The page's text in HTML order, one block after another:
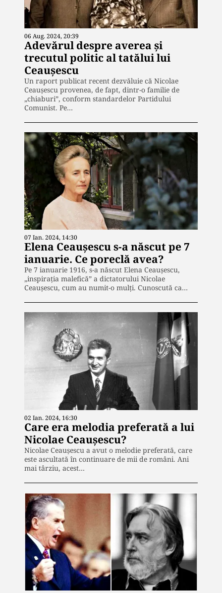
06 Aug. 2024, 20:39
Adevărul despre averea și
trecutul politic al tatălui lui
Ceaușescu
Un raport publicat recent dezvăluie că Nicolae
Ceaușescu provenea, de fapt, dintr-o familie de
„chiaburi”, conform standardelor Partidului
Comunist. Pe…
07 Ian. 2024, 14:30
Elena Ceaușescu s-a născut pe 7
ianuarie. Ce poreclă avea?
Pe 7 ianuarie 1916, s-a născut Elena Ceaușescu,
„inspirația malefică” a dictatorului Nicolae
Ceaușescu, cum au numit-o mulți. Cunoscută ca…
02 Ian. 2024, 16:30
Care era melodia preferată a lui
Nicolae Ceaușescu?
Nicolae Ceaușescu a avut o melodie preferată, care
este ascultată în continuare de mii de români. Ani
mai târziu, acest…